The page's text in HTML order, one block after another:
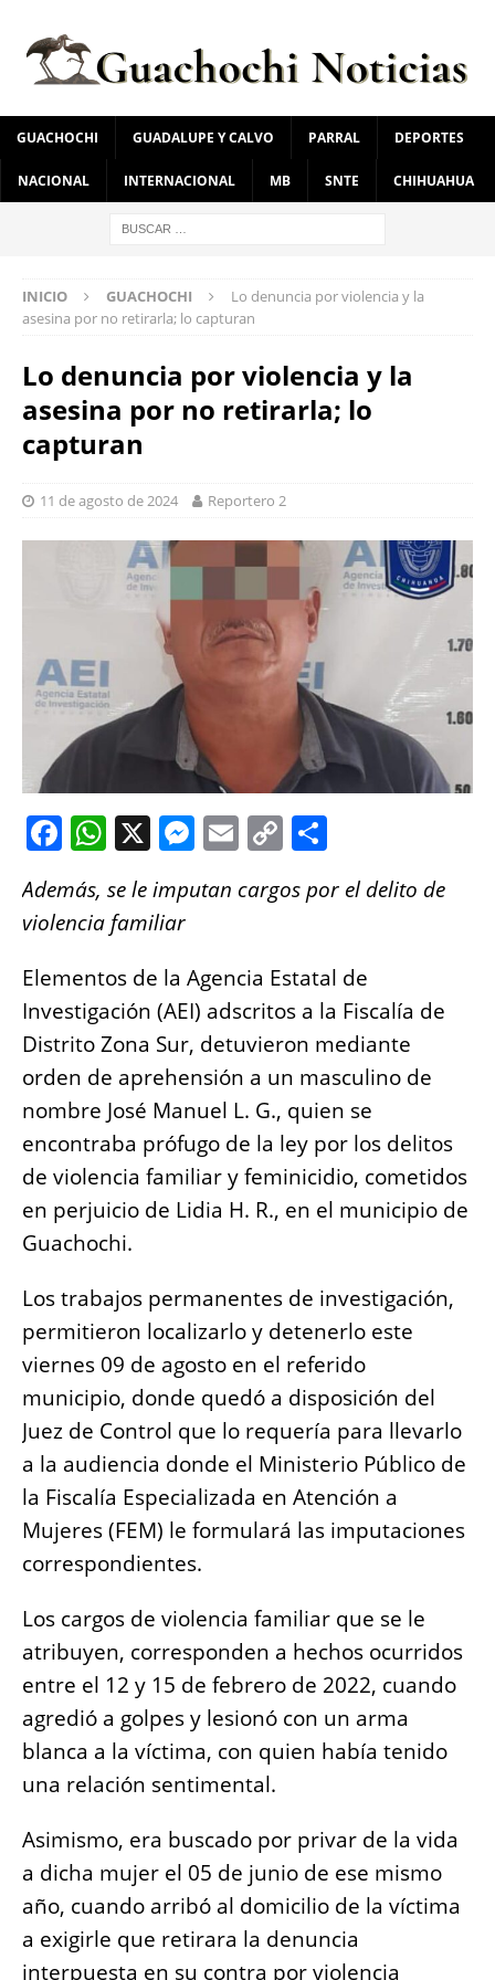
GUACHOCHI GUADALUPE Y CALVO PARRAL DEPORTES
NACIONAL INTERNACIONAL MB SNTE CHIHUAHUA
INICIO GUACHOCHI
Lo denuncia por violencia y la
asesina por no retirarla; lo capturan
Lo denuncia por violencia y la
asesina por no retirarla; lo
capturan
11 de agosto de 2024 Reportero 2
F
c
e
b
o
o
k
W
at
s
A
p
p
X M
ss
n
g
er
E
ai
C
p
Li
n
k
a
Además, se le imputan cargos por el delito de
violencia familiar
Elementos de la Agencia Estatal de
Investigación (AEI) adscritos a la Fiscalía de
Distrito Zona Sur, detuvieron mediante
orden de aprehensión a un masculino de
nombre José Manuel L. G., quien se
encontraba prófugo de la ley por los delitos
de violencia familiar y feminicidio, cometidos
en perjuicio de Lidia H. R., en el municipio de
Guachochi.
Los trabajos permanentes de investigación,
permitieron localizarlo y detenerlo este
viernes 09 de agosto en el referido
municipio, donde quedó a disposición del
Juez de Control que lo requería para llevarlo
a la audiencia donde el Ministerio Público de
la Fiscalía Especializada en Atención a
Mujeres (FEM) le formulará las imputaciones
correspondientes.
Los cargos de violencia familiar que se le
atribuyen, corresponden a hechos ocurridos
entre el 12 y 15 de febrero de 2022, cuando
agredió a golpes y lesionó con un arma
blanca a la víctima, con quien había tenido
una relación sentimental.
Asimismo, era buscado por privar de la vida
a dicha mujer el 05 de junio de ese mismo
año, cuando arribó al domicilio de la víctima
a exigirle que retirara la denuncia
interpuesta en su contra por violencia